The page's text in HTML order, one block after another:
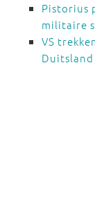
Pistorius
militaire
VS